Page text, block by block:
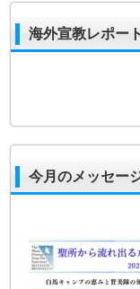
海外宣教レポー
今月のメッセー